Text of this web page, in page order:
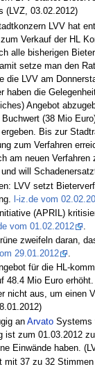
(LVZ, 03.02.2012)
LVV hat
Verkauf der HL
alle bisherigen
setze man den
die LVV am
haben die
Angebot
(38 Mio
Bis zur
zum Verfahren
am neuen
will
LVV setzt
l-iz.de vom
(APRIL)
vom 01.02.2012
.
zweifeln daran,
29.01.2012
.
für die HL-
48.4 Mio Euro
nicht aus, um einen
an Arvato Systems
ist zum 01.03.2012
Einwände haben.
mit 37 zu 32